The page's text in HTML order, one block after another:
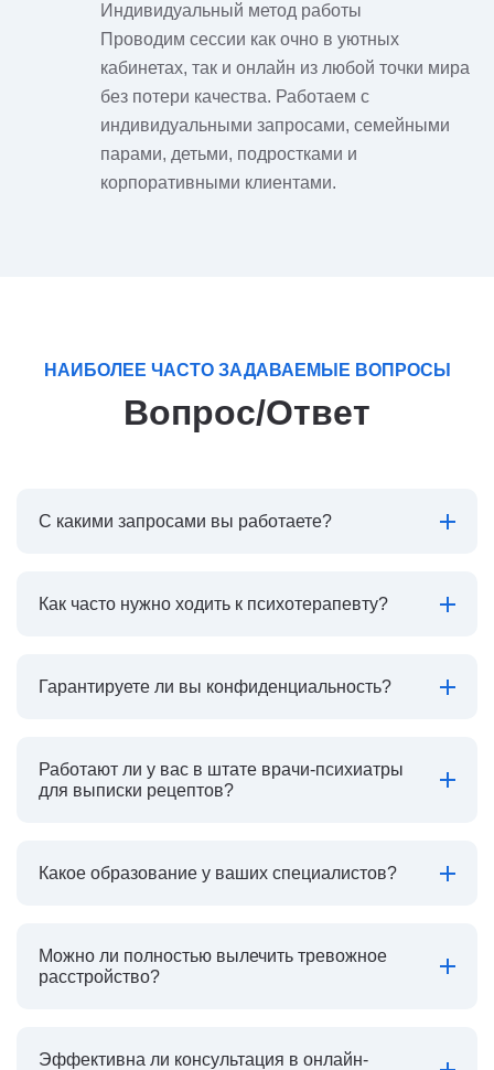
Индивидуальный метод работы
Проводим сессии как очно в уютных
кабинетах, так и онлайн из любой точки мира
без потери качества. Работаем с
индивидуальными запросами, семейными
парами, детьми, подростками и
корпоративными клиентами.
НАИБОЛЕЕ ЧАСТО ЗАДАВАЕМЫЕ ВОПРОСЫ
Вопрос/Ответ
С какими запросами вы работаете?
Как часто нужно ходить к психотерапевту?
Гарантируете ли вы конфиденциальность?
Работают ли у вас в штате врачи-психиатры
для выписки рецептов?
Какое образование у ваших специалистов?
Можно ли полностью вылечить тревожное
расстройство?
Эффективна ли консультация в онлайн-